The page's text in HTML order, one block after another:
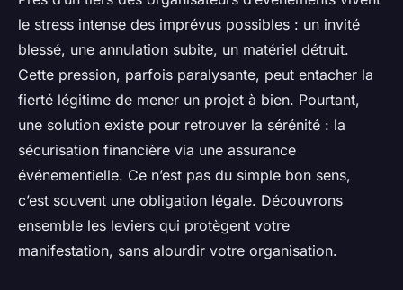
avec une assurance
événementielle adaptée
Nora• 19/05/2026 10:13•9 min de lecture
le stress intense des imprévus possibles : un invité
blessé, une annulation subite, un matériel détruit.
Cette pression, parfois paralysante, peut entacher la
fierté légitime de mener un projet à bien. Pourtant,
une solution existe pour retrouver la sérénité : la
sécurisation financière via une assurance
événementielle. Ce n’est pas du simple bon sens,
c’est souvent une obligation légale. Découvrons
ensemble les leviers qui protègent votre
manifestation, sans alourdir votre organisation.